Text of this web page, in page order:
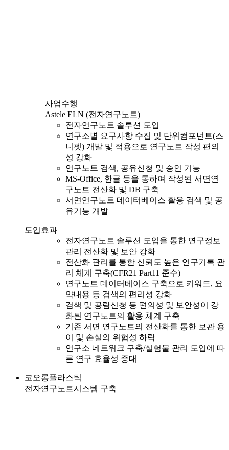
사업수행
Astele ELN (전자연구노트)
전자연구노트 솔루션 도입
연구소별 요구사항 수집 및 단위컴포넌트(스
니펫) 개발 및 적용으로 연구노트 작성 편의
성 강화
연구노트 검색, 공유신청 및 승인 기능
MS-Office, 한글 등을 통하여 작성된 서면연
구노트 전산화 및 DB 구축
서면연구노트 데이터베이스 활용 검색 및 공
유기능 개발
도입효과
전자연구노트 솔루션 도입을 통한 연구정보
관리 전산화 및 보안 강화
전산화 관리를 통한 신뢰도 높은 연구기록 관
리 체계 구축(CFR21 Part11 준수)
연구노트 데이터베이스 구축으로 키워드, 요
약내용 등 검색의 편리성 강화
검색 및 공람신청 등 편의성 및 보안성이 강
화된 연구노트의 활용 체계 구축
기존 서면 연구노트의 전산화를 통한 보관 용
이 및 손실의 위험성 하락
연구소 네트워크 구축/실험물 관리 도입에 따
른 연구 효율성 증대
코오롱플라스틱
전자연구노트시스템 구축